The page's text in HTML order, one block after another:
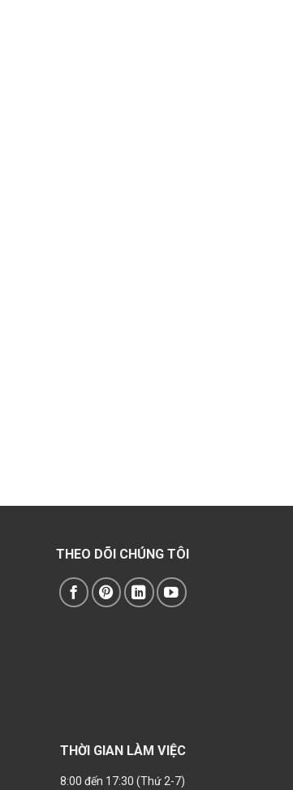
THEO DÕI CHÚNG TÔI
THỜI GIAN LÀM VIỆC
8:00 đến 17:30 (Thứ 2-7)